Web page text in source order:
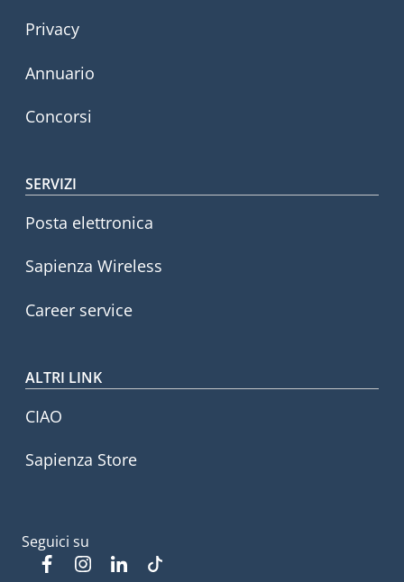
Privacy
Annuario
Concorsi
SERVIZI
Posta elettronica
Sapienza Wireless
Career service
ALTRI LINK
CIAO
Sapienza Store
Seguici su
FacebookInstagram
Linkedin